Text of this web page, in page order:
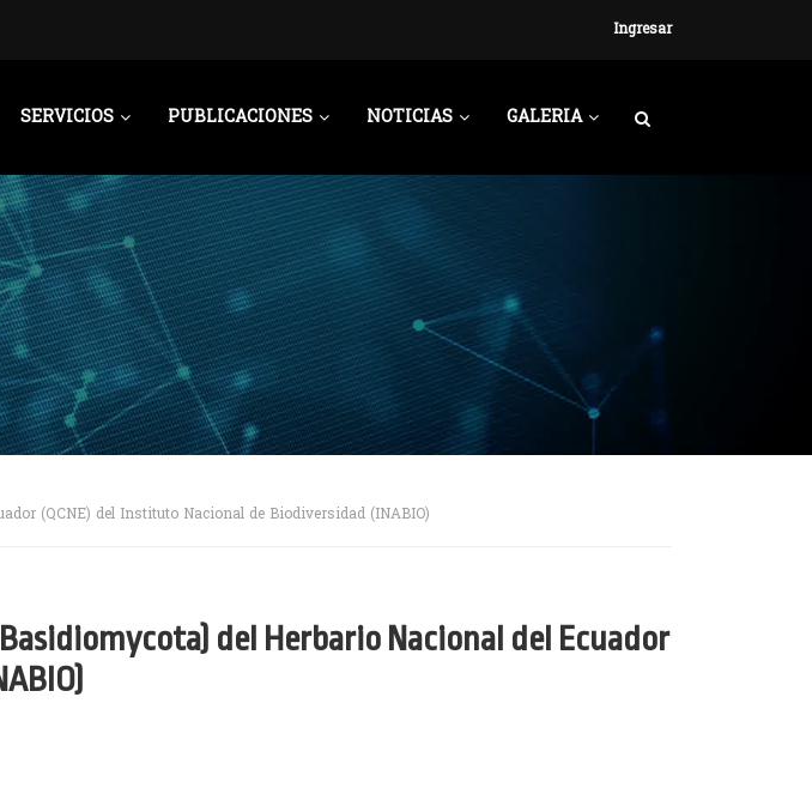
Ingresar
SERVICIOS PUBLICACIONES NOTICIAS GALERIA
(QCNE) del Instituto Nacional de Biodiversidad (INABIO)
del Herbario Nacional del Ecuador